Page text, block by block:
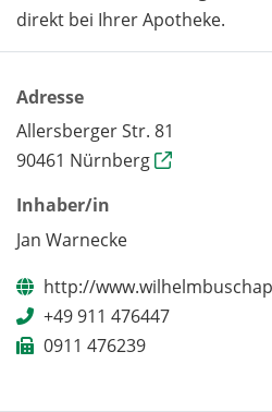
direkt bei Ihrer Apotheke.
Adresse
Allersberger Str. 81
90461 Nürnberg
Inhaber/in
Jan Warnecke
http://
+49 911 476447
0911 476239